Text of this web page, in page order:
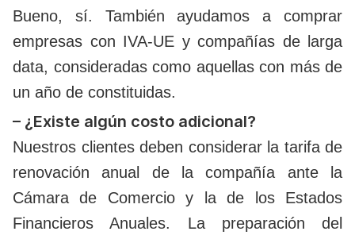
Bueno, sí. También ayudamos a comprar
empresas con IVA-UE y compañías de larga
data, consideradas como aquellas con más de
un año de constituidas.
– ¿Existe algún costo adicional?
Nuestros clientes deben considerar la tarifa de
renovación anual de la compañía ante la
Cámara de Comercio y la de los Estados
Financieros Anuales. La preparación del